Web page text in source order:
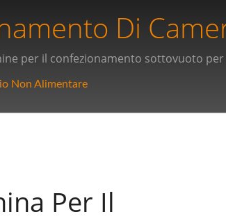
Di
4.0:
Alimentare
per il confezionamento sottovuoto
Non Alimentare
Per Il